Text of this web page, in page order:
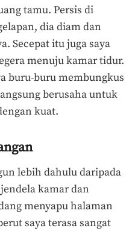
tamu. Persis di
dia diam dan
Secepat itu juga saya
menuju kamar tidur.
buru-buru membungkus
berusaha untuk
kuat.
lebih dahulu daripada
kamar dan
menyapu halaman
saya terasa sangat